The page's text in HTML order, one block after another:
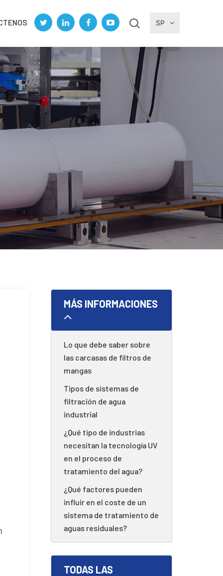
SP
MÁS INFORMACIONES
Lo que debe saber sobre
las carcasas de filtros de
mangas
Tipos de sistemas de
filtración de agua
industrial
¿Qué tipo de industrias
necesitan la tecnología UV
en el proceso de
tratamiento del agua?
¿Qué factores pueden
influir en el coste de un
sistema de tratamiento de
aguas residuales?
TODAS LAS